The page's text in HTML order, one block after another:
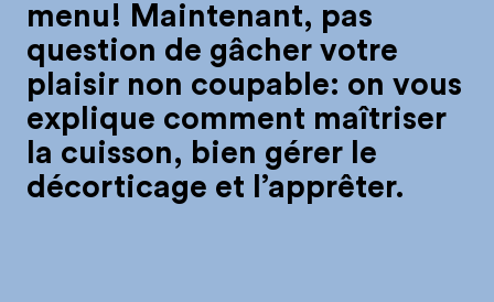
menu! Maintenant, pas
question de gâcher votre
plaisir non coupable: on vous
explique comment maîtriser
la cuisson, bien gérer le
décorticage et l’apprêter.